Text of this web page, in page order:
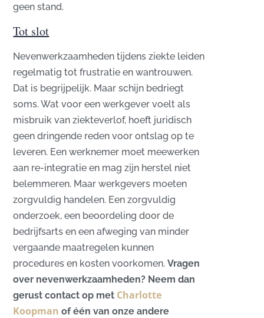
geen stand.
Tot slot
Nevenwerkzaamheden tijdens ziekte leiden
regelmatig tot frustratie en wantrouwen.
Dat is begrijpelijk. Maar schijn bedriegt
soms. Wat voor een werkgever voelt als
misbruik van ziekteverlof, hoeft juridisch
geen dringende reden voor ontslag op te
leveren. Een werknemer moet meewerken
aan re-integratie en mag zijn herstel niet
belemmeren. Maar werkgevers moeten
zorgvuldig handelen. Een zorgvuldig
onderzoek, een beoordeling door de
bedrijfsarts en een afweging van minder
vergaande maatregelen kunnen
procedures en kosten voorkomen.Vragen
over nevenwerkzaamheden? Neem dan
gerust contact op met Charlotte
Koopman of één van onze andere